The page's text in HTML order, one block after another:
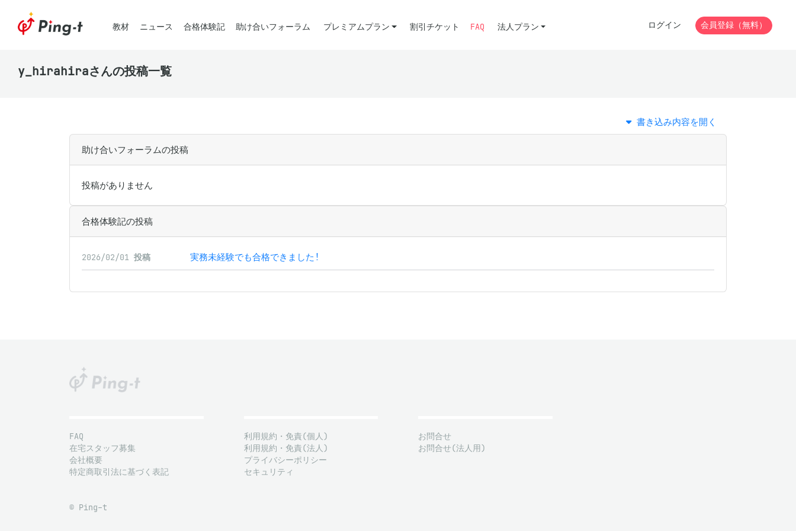
教材 ニュース 合格体験記 助け合いフォーラム プレミアムプラン 割引チケット FAQ 法人プラン ログイン 会員登録（無料）
y_hirahiraさんの投稿一覧
書き込み内容を開く
助け合いフォーラムの投稿
投稿がありません
合格体験記の投稿
2026/02/01 投稿 実務未経験でも合格できました!
FAQ
在宅スタッフ募集
会社概要
特定商取引法に基づく表記
利用規約・免責(個人)
利用規約・免責(法人)
プライバシーポリシー
セキュリティ
お問合せ
お問合せ(法人用)
© Ping-t